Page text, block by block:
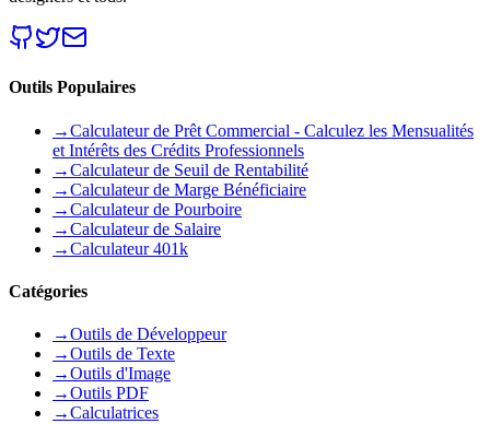
Outils Populaires
→Calculateur de Prêt Commercial - Calculez les Mensualités
et Intérêts des Crédits Professionnels
→Calculateur de Seuil de Rentabilité
→Calculateur de Marge Bénéficiaire
→Calculateur de Pourboire
→Calculateur de Salaire
→Calculateur 401k
Catégories
→Outils de Développeur
→Outils de Texte
→Outils d'Image
→Outils PDF
→Calculatrices